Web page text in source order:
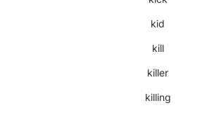
kid
kill
killer
killing